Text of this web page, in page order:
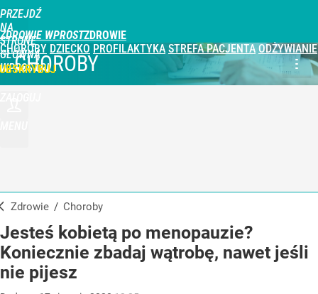
PRZEJDŹ
NA
STRONĘ
GŁÓWNĄ
WPROST.PL
ZDROWIE WPROST
CHOROBY DZIECKO PROFILAKTYKA STREFA PACJENTA ODŻYWIANIE
CHOROBY
Zdrowie / Choroby
Jesteś kobietą po menopauzie?
Koniecznie zbadaj wątrobę, nawet jeśli
nie pijesz